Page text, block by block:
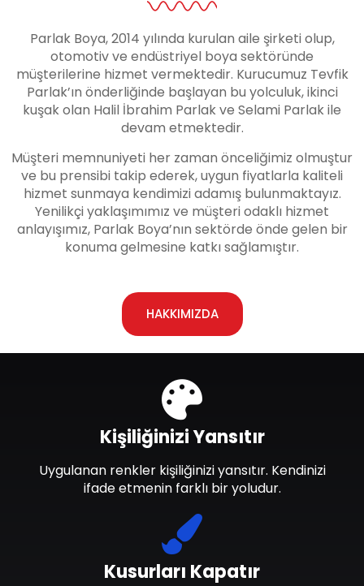
Parlak Boya, 2014 yılında kurulan aile şirketi olup,
otomotiv ve endüstriyel boya sektöründe
müşterilerine hizmet vermektedir. Kurucumuz Tevfik
Parlak’ın önderliğinde başlayan bu yolculuk, ikinci
kuşak olan Halil İbrahim Parlak ve Selami Parlak ile
devam etmektedir.
Müşteri memnuniyeti her zaman önceliğimiz olmuştur
ve bu prensibi takip ederek, uygun fiyatlarla kaliteli
hizmet sunmaya kendimizi adamış bulunmaktayız.
Yenilikçi yaklaşımımız ve müşteri odaklı hizmet
anlayışımız, Parlak Boya’nın sektörde önde gelen bir
konuma gelmesine katkı sağlamıştır.
HAKKIMIZDA
Kusurları Kapatır
Kişiliğinizi Yansıtır
Uygulanan renkler kişiliğinizi yansıtır. Kendinizi
ifade etmenin farklı bir yoludur.